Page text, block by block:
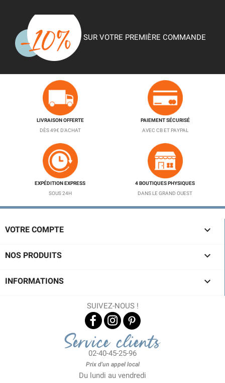
SUR VOTRE PREMIÈRE COMMANDE
LIVRAISON OFFERTE
DÈS 49€ D'ACHAT
PAIEMENT SÉCURISÉ
AVEC CB ET PAYPAL
EXPÉDITION EXPRESS
SOUS 24H
4 BOUTIQUES PHYSIQUES
DANS LE GRAND OUEST
VOTRE COMPTE 
NOS PRODUITS 
INFORMATIONS 
SUIVEZ-NOUS !
Service clients
02-40-45-25-96
Prix d'un appel local
Du lundi au vendredi